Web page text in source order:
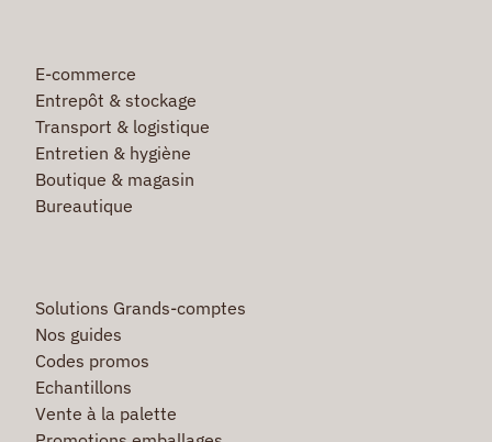
E-commerce
Entrepôt & stockage
Transport & logistique
Entretien & hygiène
Boutique & magasin
Bureautique
Solutions Grands-comptes
Nos guides
Codes promos
Echantillons
Vente à la palette